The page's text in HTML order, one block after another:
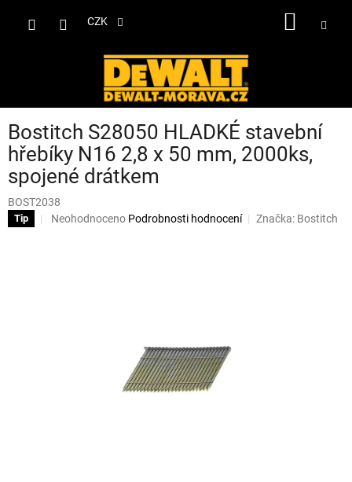
CZK
Bostitch S28050 HLADKÉ stavební
hřebíky N16 2,8 x 50 mm, 2000ks,
spojené drátkem
BOST2038
Tip
Průměrné
Neohodnoceno Podrobnosti hodnocení Značka: Bostitch